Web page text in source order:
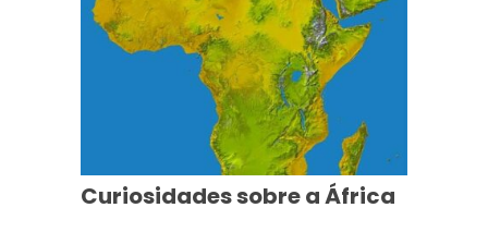
Curiosidades sobre a África